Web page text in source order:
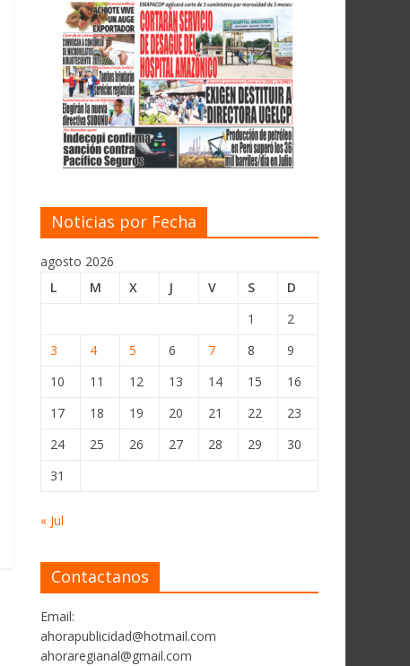
Noticias por Fecha
agosto 2026
L
M X J V S
D
1
2
3
4 5 6 7 8
9
10
11 12 13 14 15
16
17
18 19 20 21 22
23
24
25 26 27 28 29
30
31
« Jul
Contactanos
Email:
ahorapublicidad@hotmail.com
ahoraregianal@gmail.com